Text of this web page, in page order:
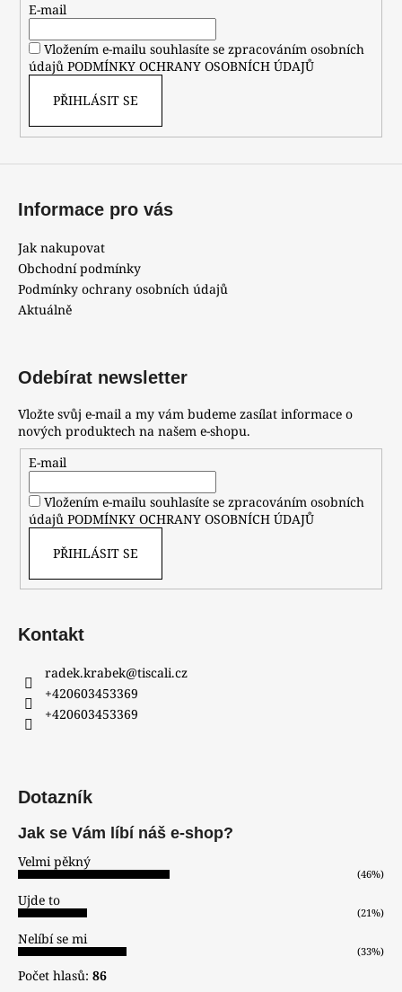
E-mail
Vložením e-mailu souhlasíte se zpracováním osobních
údajů PODMÍNKY OCHRANY OSOBNÍCH ÚDAJŮ
PŘIHLÁSIT SE
Informace pro vás
Jak nakupovat
Obchodní podmínky
Podmínky ochrany osobních údajů
Aktuálně
Odebírat newsletter
Vložte svůj e-mail a my vám budeme zasílat informace o
nových produktech na našem e-shopu.
E-mail
Vložením e-mailu souhlasíte se zpracováním osobních
údajů PODMÍNKY OCHRANY OSOBNÍCH ÚDAJŮ
PŘIHLÁSIT SE
Kontakt
radek.krabek@tiscali.cz
+420603453369
+420603453369
Dotazník
Jak se Vám líbí náš e-shop?
Velmi pěkný
(46%)
Ujde to
(21%)
Nelíbí se mi
(33%)
Počet hlasů: 86